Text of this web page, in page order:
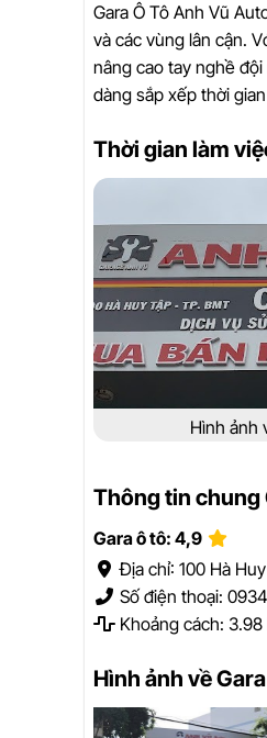
Gara Ô Tô Anh Vũ
và các vùng lân cận.
nâng cao tay nghề
dàng sắp xếp thời
Thời gian làm
Hình ảnh
Thông tin chung
Gara ô tô: 4,9
Địa chỉ: 100 Hà
Số điện thoại:
Khoảng cách:
Hình ảnh về